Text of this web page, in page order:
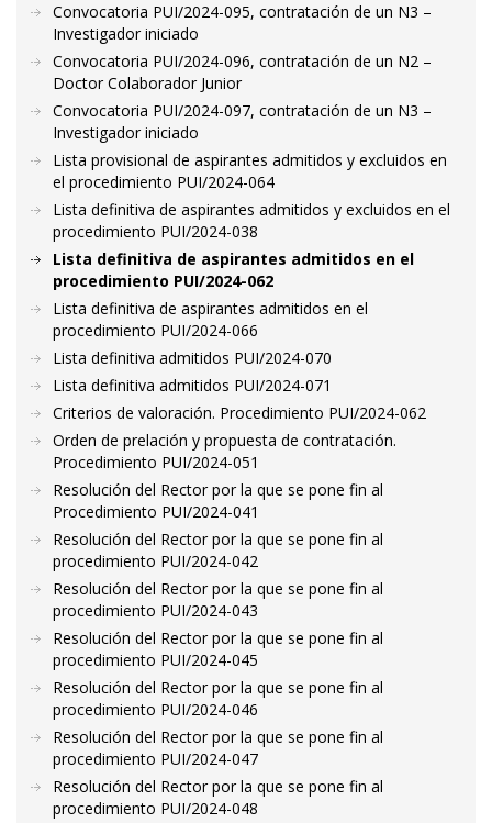
Convocatoria PUI/2024-095, contratación de un N3 –
Investigador iniciado
Convocatoria PUI/2024-096, contratación de un N2 –
Doctor Colaborador Junior
Convocatoria PUI/2024-097, contratación de un N3 –
Investigador iniciado
Lista provisional de aspirantes admitidos y excluidos en
el procedimiento PUI/2024-064
Lista definitiva de aspirantes admitidos y excluidos en el
procedimiento PUI/2024-038
Lista definitiva de aspirantes admitidos en el
procedimiento PUI/2024-062
Lista definitiva de aspirantes admitidos en el
procedimiento PUI/2024-066
Lista definitiva admitidos PUI/2024-070
Lista definitiva admitidos PUI/2024-071
Criterios de valoración. Procedimiento PUI/2024-062
Orden de prelación y propuesta de contratación.
Procedimiento PUI/2024-051
Resolución del Rector por la que se pone fin al
Procedimiento PUI/2024-041
Resolución del Rector por la que se pone fin al
procedimiento PUI/2024-042
Resolución del Rector por la que se pone fin al
procedimiento PUI/2024-043
Resolución del Rector por la que se pone fin al
procedimiento PUI/2024-045
Resolución del Rector por la que se pone fin al
procedimiento PUI/2024-046
Resolución del Rector por la que se pone fin al
procedimiento PUI/2024-047
Resolución del Rector por la que se pone fin al
procedimiento PUI/2024-048